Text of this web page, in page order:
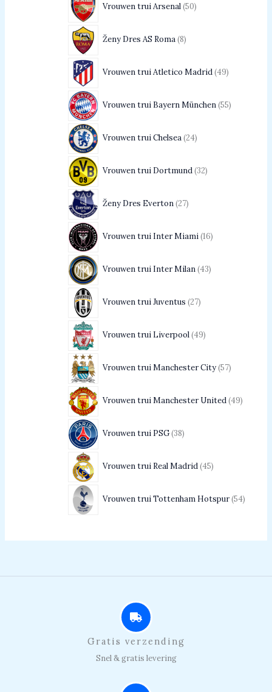
Vrouwen trui Arsenal 50
Ženy Dres AS Roma 8
Vrouwen trui Atletico Madrid 49
Vrouwen trui Bayern München 55
Vrouwen trui Chelsea 24
Vrouwen trui Dortmund 32
Ženy Dres Everton 27
Vrouwen trui Inter Miami 16
Vrouwen trui Inter Milan 43
Vrouwen trui Juventus 27
Vrouwen trui Liverpool 49
Vrouwen trui Manchester City 57
Vrouwen trui Manchester United 49
Vrouwen trui PSG 38
Vrouwen trui Real Madrid 45
Vrouwen trui Tottenham Hotspur 54
Gratis verzending
Snel & gratis levering